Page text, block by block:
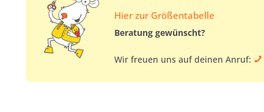
Hier zur Größentabelle
Beratung gewünscht?
Wir freuen uns auf deinen Anruf: